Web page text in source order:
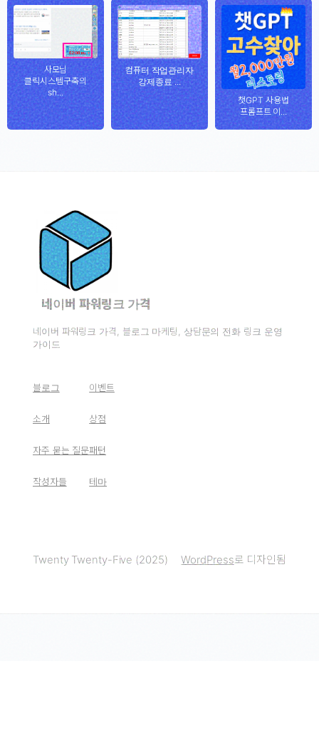
사모님
클릭시스템구축의
sh...
컴퓨터 작업관리자
강제종료 ...
챗GPT 사용법
프롬프트 이...
네이버 파워링크 가격
네이버 파워링크 가격, 블로그 마케팅, 상담문의 전화 링크 운영
가이드
블로그
소개
자주 묻는 질문
작성자들
이벤트
상점
패턴
테마
Twenty Twenty-Five (2025) WordPress로 디자인됨